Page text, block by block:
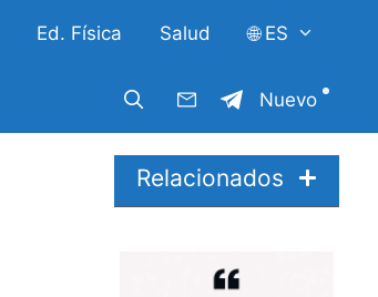
Ed. Física Salud 🌐 ES
Nuevo
Relacionados